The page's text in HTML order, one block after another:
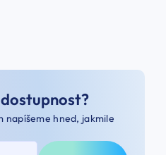
napíšeme hned, jakmile